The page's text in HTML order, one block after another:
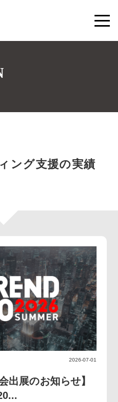
ング支援の実績
2026-07-01
出展のお知らせ】